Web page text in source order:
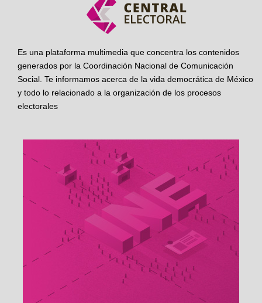
Es una plataforma multimedia que concentra los contenidos
generados por la Coordinación Nacional de Comunicación
Social. Te informamos acerca de la vida democrática de México
y todo lo relacionado a la organización de los procesos
electorales